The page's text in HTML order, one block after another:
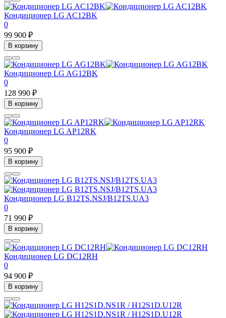
Кондиционер LG AC12BK
0
99 900 ₽
В корзину
Кондиционер LG AG12BK
0
128 990 ₽
В корзину
Кондиционер LG AP12RK
0
95 900 ₽
В корзину
Кондиционер LG B12TS.NSJ/B12TS.UA3
0
71 990 ₽
В корзину
Кондиционер LG DC12RH
0
94 900 ₽
В корзину